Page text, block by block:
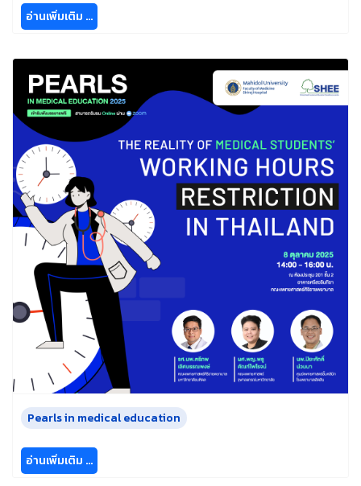
อ่านเพิ่มเติม …
Pearls in medical education
อ่านเพิ่มเติม …